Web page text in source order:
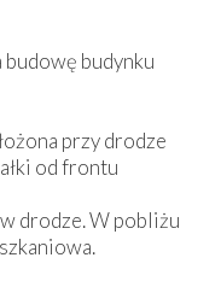
budowę budynku
przy drodze
od frontu
drodze. W pobliżu